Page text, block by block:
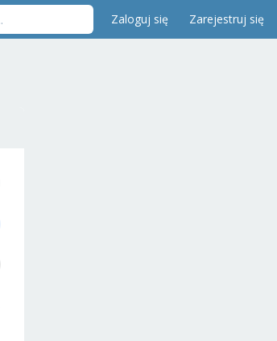
Zaloguj się Zarejestruj się